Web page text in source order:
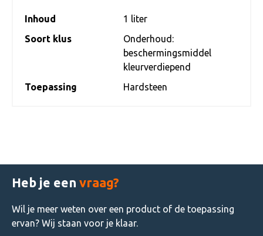
Inhoud
1 liter
Soort klus
Onderhoud:
beschermingsmiddel
kleurverdiepend
Toepassing
Hardsteen
Heb je een vraag?
Wil je meer weten over een product of de toepassing
ervan? Wij staan voor je klaar.